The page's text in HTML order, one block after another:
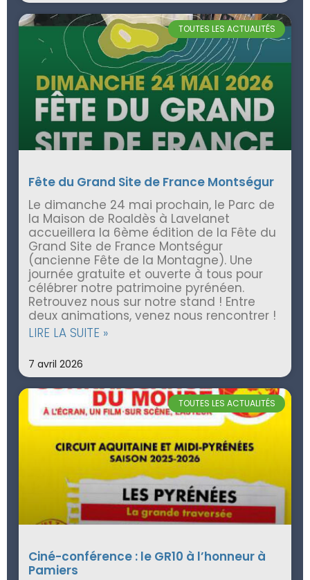
TOUTES LES ACTUALITÉS
Fête du Grand Site de France Montségur
Le dimanche 24 mai prochain, le Parc de
la Maison de Roaldès à Lavelanet
accueillera la 6ème édition de la Fête du
Grand Site de France Montségur
(ancienne Fête de la Montagne). Une
journée gratuite et ouverte à tous pour
célébrer notre patrimoine pyrénéen.
Retrouvez nous sur notre stand ! Entre
deux animations, venez nous rencontrer !
LIRE LA SUITE »
7 avril 2026
TOUTES LES ACTUALITÉS
Ciné-conférence : le GR10 à l’honneur à
Pamiers